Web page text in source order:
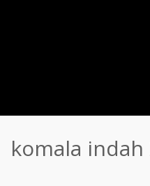
komala indah